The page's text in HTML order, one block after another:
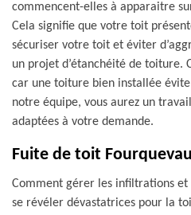
commencent-elles à apparaitre
Cela signifie que votre toit
sécuriser votre toit et éviter
un projet d’étanchéité de toiture.
car une toiture bien installée
notre équipe, vous aurez un
adaptées à votre demande.
Fuite de toit
Comment gérer les infiltrations et
se révéler dévastatrices pour la